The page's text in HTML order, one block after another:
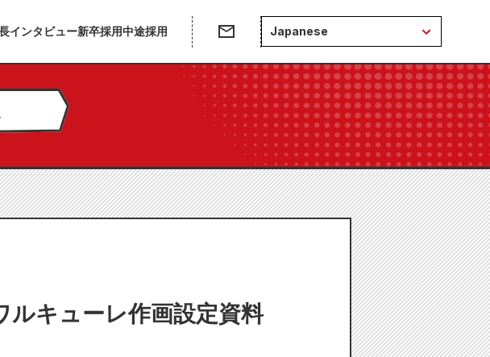
インタビュー新卒採用中途採用 Japanese
ルキューレ作画設定資料